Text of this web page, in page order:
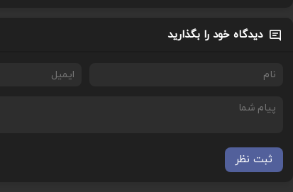
دیدگاه خود را بگذارید
ثبت نظر